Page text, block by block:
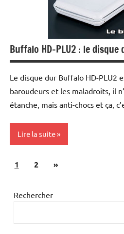
Buffalo HD-PLU2 : le
Le disque dur Buffalo HD-PLU2
baroudeurs et les maladroits, il
étanche, mais anti-chocs et ça,
Lire la suite
Periphériques
Pagination
publications
1 2
Articles
»
Rechercher